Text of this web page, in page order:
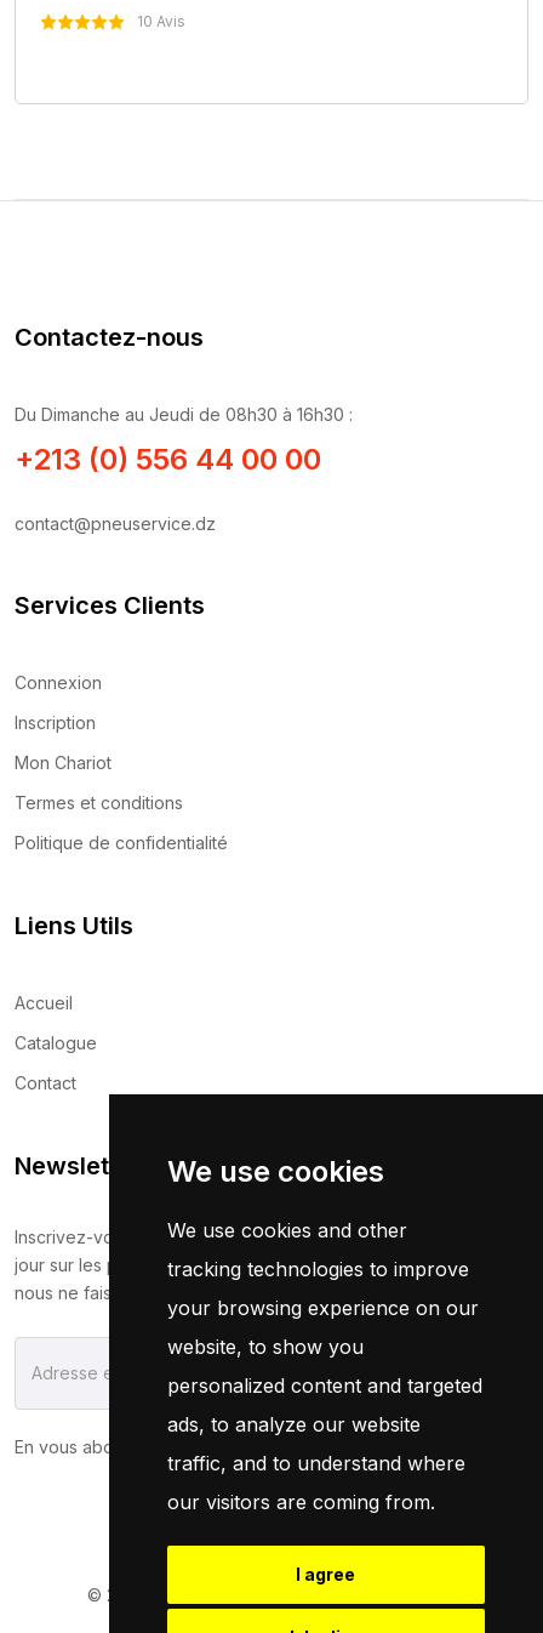
We use cookies
We use cookies and other
tracking technologies to improve
your browsing experience on our
website, to show you
personalized content and targeted
ads, to analyze our website
traffic, and to understand where
our visitors are coming from.
I agree
10 Avis
Contactez-nous
Du Dimanche au Jeudi de 08h30 à 16h30 :
+213 (0) 556 44 00 00
contact@pneuservice.dz
Services Clients
Connexion
Inscription
Mon Chariot
Termes et conditions
Politique de confidentialité
Liens Utils
Accueil
Catalogue
Contact
Newsletter
Inscrivez-vous maintenant pour recevoir les dernières mises à
jour sur les promotions et les coupons. Ne vous inquiétez pas,
nous ne faisons pas de spam !
S'Abonner
En vous abonnant, vous acceptez notre
© 2026